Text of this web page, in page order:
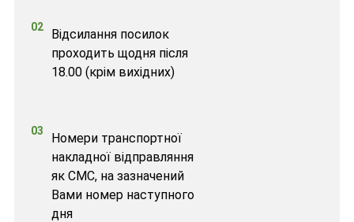
02
Відсилання посилок
проходить щодня після
18.00 (крім вихідних)
03
Номери транспортної
накладної відправляння
як СМС, на зазначений
Вами номер наступного
дня